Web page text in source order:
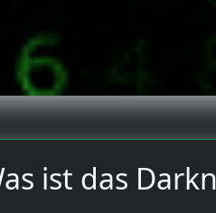
ist das